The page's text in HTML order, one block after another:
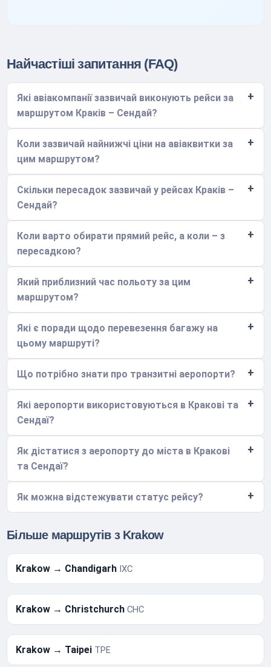
Найчастіші запитання (FAQ)
Які авіакомпанії зазвичай виконують рейси за
маршрутом Краків – Сендай?
Коли зазвичай найнижчі ціни на авіаквитки за
цим маршрутом?
Скільки пересадок зазвичай у рейсах Краків –
Сендай?
Коли варто обирати прямий рейс, а коли – з
пересадкою?
Який приблизний час польоту за цим
маршрутом?
Які є поради щодо перевезення багажу на
цьому маршруті?
Що потрібно знати про транзитні аеропорти?
Які аеропорти використовуються в Кракові та
Сендаї?
Як дістатися з аеропорту до міста в Кракові
та Сендаї?
Як можна відстежувати статус рейсу?
Більше маршрутів з Krakow
Krakow → Chandigarh IXC
Krakow → ChristchurchCHC
Krakow → Taipei TPE